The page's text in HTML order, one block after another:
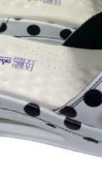
Nogavice